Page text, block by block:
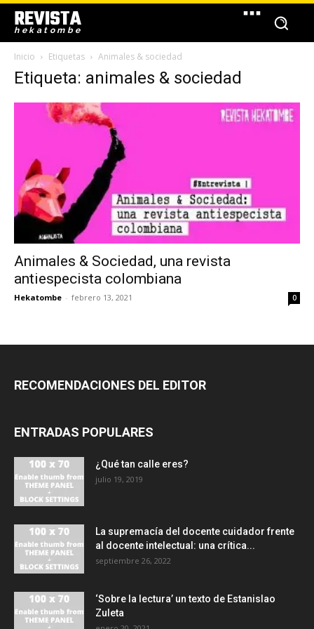
REVISTA
hekatombe
Inicio Etiquetas Animales & sociedad
Etiqueta: animales & sociedad
Animales & Sociedad, una revista
antiespecista colombiana
Hekatombe - febrero 13, 2021 0
RECOMENDACIONES DEL EDITOR
ENTRADAS POPULARES
¿Qué tan calle eres?
julio 19, 2019
La supremacía del docente cuidador frente
al docente intelectual: una crítica...
septiembre 26, 2022
‘Sobre la lectura’ un texto de Estanislao
Zuleta